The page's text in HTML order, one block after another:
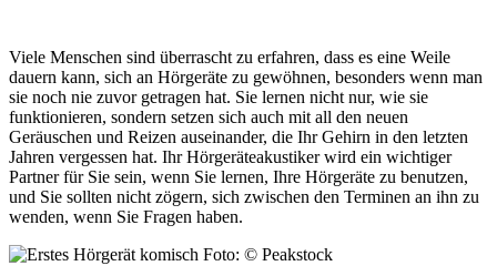
Viele Menschen sind überrascht zu erfahren, dass es eine Weile
dauern kann, sich an Hörgeräte zu gewöhnen, besonders wenn man
sie noch nie zuvor getragen hat. Sie lernen nicht nur, wie sie
funktionieren, sondern setzen sich auch mit all den neuen
Geräuschen und Reizen auseinander, die Ihr Gehirn in den letzten
Jahren vergessen hat. Ihr Hörgeräteakustiker wird ein wichtiger
Partner für Sie sein, wenn Sie lernen, Ihre Hörgeräte zu benutzen,
und Sie sollten nicht zögern, sich zwischen den Terminen an ihn zu
wenden, wenn Sie Fragen haben.
Foto: © Peakstock